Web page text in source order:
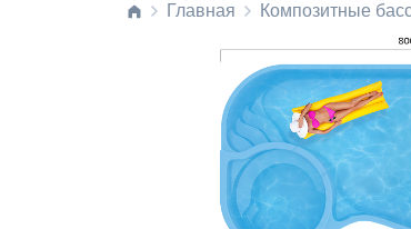
Главная Композитные